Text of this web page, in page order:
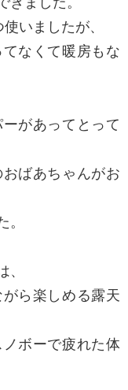
いましたが、
なくて暖房もな
があってとって
ばあちゃんがお
ら楽しめる露天
ボーで疲れた体